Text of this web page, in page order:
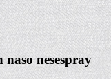
nesespray